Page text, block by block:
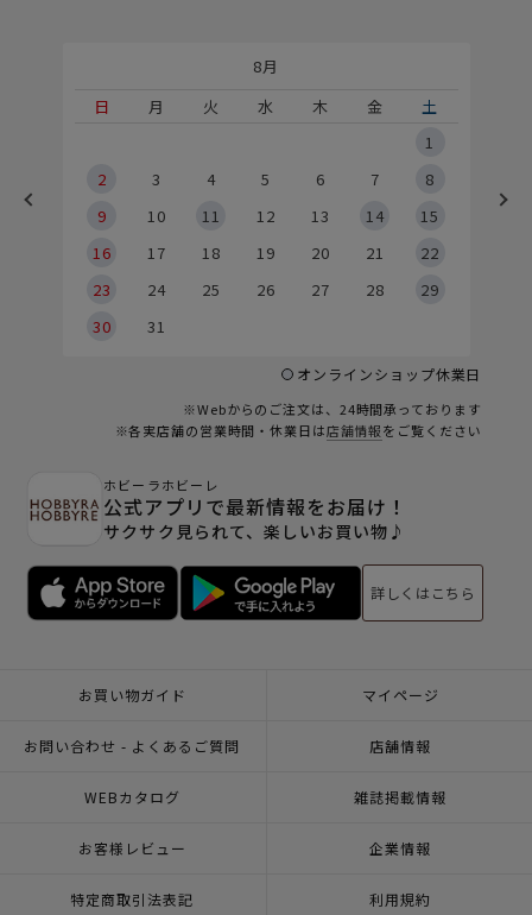
8月
日
月 火 水 木 金
土
1
2
3 4 5 6 7
8
9
10 11 12 13 14
15
16
17 18 19 20 21
22
23
24 25 26 27 28
29
30
31
オンラインショップ休業日
※Webからのご注文は、24時間承っております
※各実店舗の営業時間・休業日は店舗情報をご覧ください
ホビーラホビーレ
公式アプリで最新情報をお届け！
サクサク見られて、楽しいお買い物♪
詳しくはこちら
お買い物ガイド マイページ
お問い合わせ - よくあるご質問 店舗情報
WEBカタログ 雑誌掲載情報
お客様レビュー 企業情報
特定商取引法表記 利用規約